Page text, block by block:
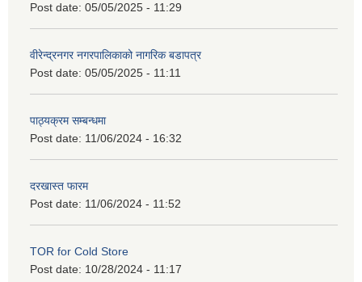
Post date: 05/05/2025 - 11:29
वीरेन्द्रनगर नगरपालिकाको नागरिक बडापत्र
Post date: 05/05/2025 - 11:11
पाठ्यक्रम सम्बन्धमा
Post date: 11/06/2024 - 16:32
दरखास्त फारम
Post date: 11/06/2024 - 11:52
TOR for Cold Store
Post date: 10/28/2024 - 11:17